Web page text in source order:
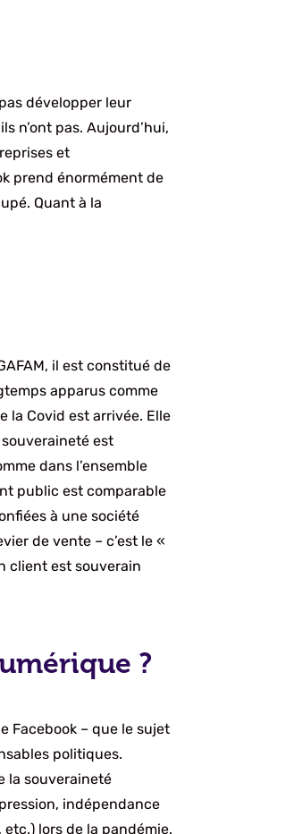
développer leur
n’ont pas. Aujourd’hui,
et
prend énormément de
Quant à la
il est constitué de
apparus comme
la Covid est arrivée. Elle
est
dans l’ensemble
public est comparable
à une société
de vente – c’est le «
client est souverain
?
Facebook – que le sujet
politiques.
la souveraineté
indépendance
lors de la pandémie.